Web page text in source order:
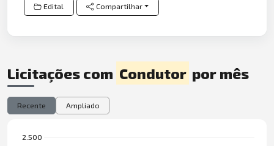
Edital Compartilhar
Licitações com Condutor por mês
Recente Ampliado